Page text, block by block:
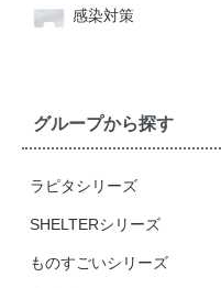
感染対策
グループから探す
ラピタシリーズ
SHELTERシリーズ
ものすごいシリーズ